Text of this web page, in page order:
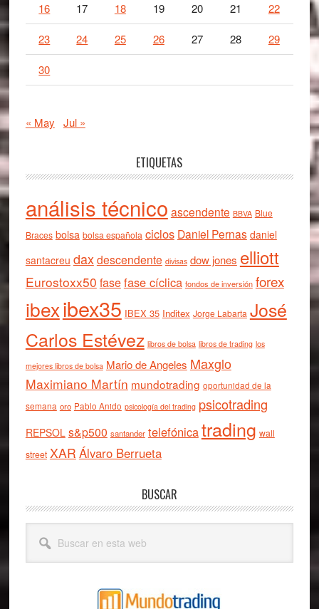
16 17 18 19 20 21 22
23 24 25 26 27 28 29
30
« May Jul »
ETIQUETAS
análisis técnico ascendente BBVA Blue
Braces bolsa bolsa española ciclos Daniel Pernas daniel
santacreu daxdescendente divisas dow jones elliott
Eurostoxx50 fasefase cíclica fondos de inversión forex
ibexibex35 IBEX 35 Inditex Jorge Labarta José
Carlos Estévez libros de bolsa libros de trading los
mejores libros de bolsa Mario de Angeles Maxglo
Maximiano Martín mundotrading oportunidad de la
semana oro Pablo Anido psicología del trading psicotrading
REPSOL s&p500 santander telefónicatrading wall
street XAR Álvaro Berrueta
BUSCAR
esta